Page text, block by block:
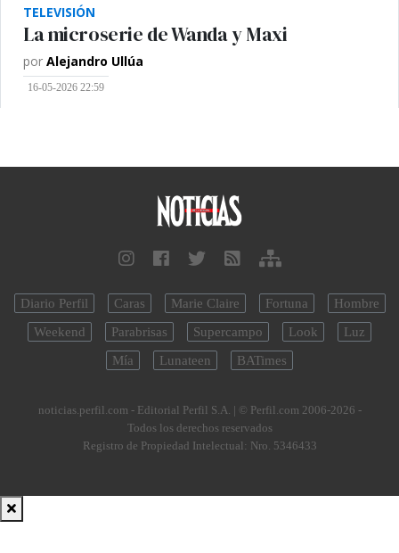
TELEVISIÓN
La microserie de Wanda y Maxi
por Alejandro Ullúa
16-05-2026 22:59
Diario Perfil Caras Marie Claire Fortuna
Hombre
Weekend
Parabrisas Supercampo Look
Luz
Mía
Lunateen BATimes
noticias.perfil.com - Editorial Perfil S.A. | © Perfil.com 2006-2026 -
Todos los derechos reservados
Registro de Propiedad Intelectual: Nro. 5346433